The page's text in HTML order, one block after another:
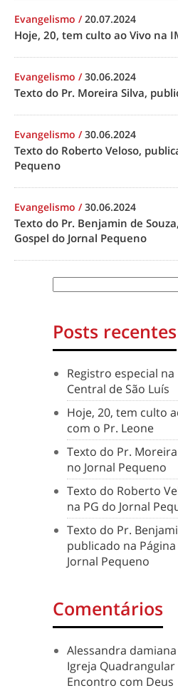
Evangelismo /20.07.2024
Hoje, 20, tem culto ao Vivo na
Evangelismo /30.06.2024
Texto do Pr. Moreira Silva,
Evangelismo /30.06.2024
Texto do Roberto Veloso,
Pequeno
Evangelismo /30.06.2024
Texto do Pr. Benjamin de
Gospel do Jornal Pequeno
Posts recentes
Registro especial
Central de São Luís
Hoje, 20, tem culto
com o Pr. Leone
Texto do Pr.
no Jornal Pequeno
Texto do Roberto
na PG do Jornal
Texto do Pr.
publicado na
Jornal Pequeno
Comentários
Alessandra
Igreja
Encontro com Deus